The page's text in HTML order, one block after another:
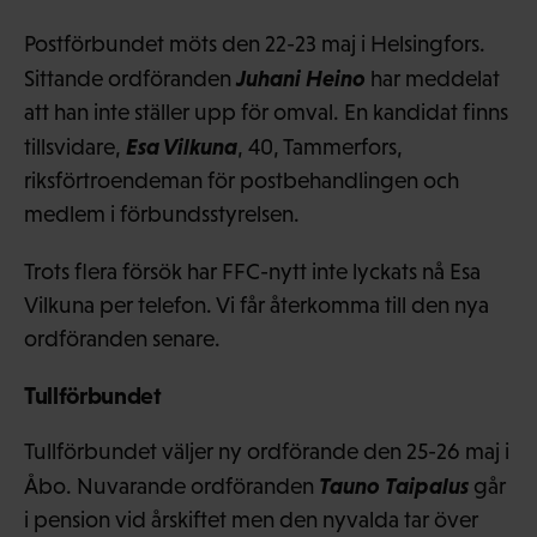
Postförbundet möts den 22-23 maj i Helsingfors.
Sittande ordföranden Juhani Heino har meddelat
att han inte ställer upp för omval. En kandidat finns
tillsvidare, Esa Vilkuna, 40, Tammerfors,
riksförtroendeman för postbehandlingen och
medlem i förbundsstyrelsen.
Trots flera försök har FFC-nytt inte lyckats nå Esa
Vilkuna per telefon. Vi får återkomma till den nya
ordföranden senare.
Tullförbundet
Tullförbundet väljer ny ordförande den 25-26 maj i
Åbo. Nuvarande ordföranden Tauno Taipalus går
i pension vid årskiftet men den nyvalda tar över